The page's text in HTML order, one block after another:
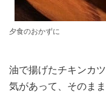
夕食のおかずに
油で揚げたチキンカ
気があって、そのま